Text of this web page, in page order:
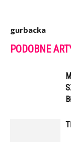
gurbacka
PODOBNE